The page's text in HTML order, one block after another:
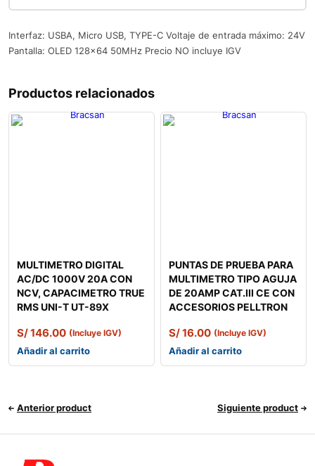
Interfaz: USBA, Micro USB, TYPE-C Voltaje de entrada máximo: 24V
Pantalla: OLED 128x64 50MHz Precio NO incluye IGV
Productos relacionados
MULTIMETRO DIGITAL
AC/DC 1000V 20A CON
NCV, CAPACIMETRO TRUE
RMS UNI-T UT-89X
S/146.00 (Incluye IGV)
Añadir al carrito
PUNTAS DE PRUEBA PARA
MULTIMETRO TIPO AGUJA
DE 20AMP CAT.III CE CON
ACCESORIOS PELLTRON
S/16.00 (Incluye IGV)
Añadir al carrito
Anterior product Siguiente product